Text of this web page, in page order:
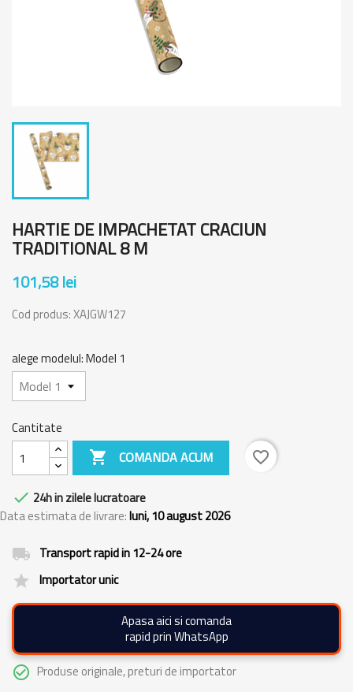
HARTIE DE IMPACHETAT CRACIUN
TRADITIONAL 8 M
101,58 lei
Cod produs:XAJGW127
alege modelul: Model 1
Cantitate
 COMANDA ACUM favorite_border
 24h in zilele lucratoare
Data estimata de livrare:luni, 10 august 2026
local_shipping Transport rapid in 12-24 ore
grade Importator unic
Apasa aici si comanda
rapid prin WhatsApp
check_circle_outline Produse originale, preturi de importator